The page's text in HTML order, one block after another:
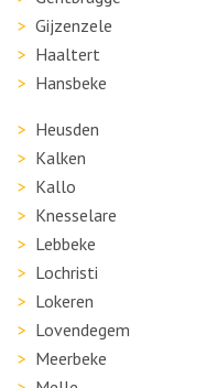
Gijzenzele
Haaltert
Hansbeke
Heusden
Kalken
Kallo
Knesselare
Lebbeke
Lochristi
Lokeren
Lovendegem
Meerbeke